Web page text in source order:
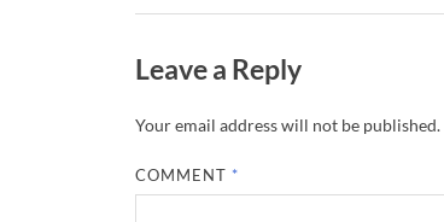
Leave a Reply
Your email address will not be published.
COMMENT *